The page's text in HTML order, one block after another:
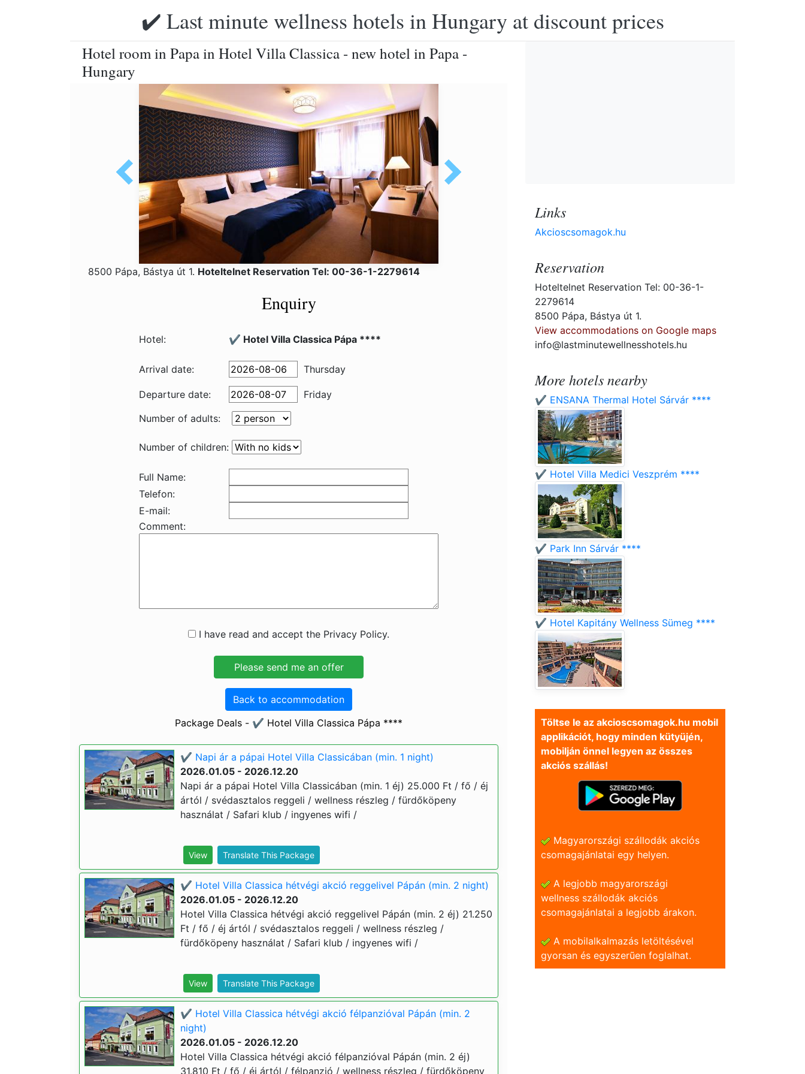
✔️ Last minute wellness hotels in Hungary at discount prices
Hotel room in Papa in Hotel Villa Classica - new hotel in Papa -
Hungary
8500 Pápa, Bástya út 1. Hoteltelnet Reservation Tel: 00-36-1-2279614
Enquiry
Hotel: ✔️ Hotel Villa Classica Pápa ****
Arrival date: Thursday
Departure date:
Friday
Number of adults:
Number of children:
Full Name:
Telefon:
E-mail:
Comment:
I have read and accept the Privacy Policy.
Back to accommodation
Package Deals - ✔️ Hotel Villa Classica Pápa ****
✔️ Napi ár a pápai Hotel Villa Classicában (min. 1 night)
2026.01.05 - 2026.12.20
Napi ár a pápai Hotel Villa Classicában (min. 1 éj) 25.000 Ft / fő / éj
ártól / svédasztalos reggeli / wellness részleg / fürdőköpeny
használat / Safari klub / ingyenes wifi /
View Translate This Package
✔️ Hotel Villa Classica hétvégi akció reggelivel Pápán (min. 2 night)
2026.01.05 - 2026.12.20
Hotel Villa Classica hétvégi akció reggelivel Pápán (min. 2 éj) 21.250
Ft / fő / éj ártól / svédasztalos reggeli / wellness részleg /
fürdőköpeny használat / Safari klub / ingyenes wifi /
View Translate This Package
✔️ Hotel Villa Classica hétvégi akció félpanzióval Pápán (min. 2
night)
2026.01.05 - 2026.12.20
Hotel Villa Classica hétvégi akció félpanzióval Pápán (min. 2 éj)
31.810 Ft / fő / éj ártól / félpanzió / wellness részleg / fürdőköpeny
Links
Akcioscsomagok.hu
Reservation
Hoteltelnet Reservation Tel: 00-36-1-
2279614
8500 Pápa, Bástya út 1.
View accommodations on Google maps
info@lastminutewellnesshotels.hu
More hotels nearby
✔️ ENSANA Thermal Hotel Sárvár ****
✔️ Hotel Villa Medici Veszprém ****
✔️ Park Inn Sárvár ****
✔️ Hotel Kapitány Wellness Sümeg ****
Töltse le az akcioscsomagok.hu mobil
applikációt, hogy minden kütyüjén,
mobilján önnel legyen az összes
akciós szállás!
Magyarországi szállodák akciós
csomagajánlatai egy helyen.
A legjobb magyarországi
wellness szállodák akciós
csomagajánlatai a legjobb árakon.
A mobilalkalmazás letöltésével
gyorsan és egyszerũen foglalhat.